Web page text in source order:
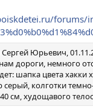
forums/
Сергей Юрьевич,
дороги, немного
шапка цвета хакки
серый, колготки
см, худощавого